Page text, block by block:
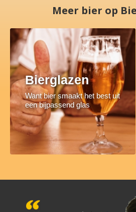
Meer bier op
Bierglazen
Want bier smaakt het best uit
een bijpassend glas